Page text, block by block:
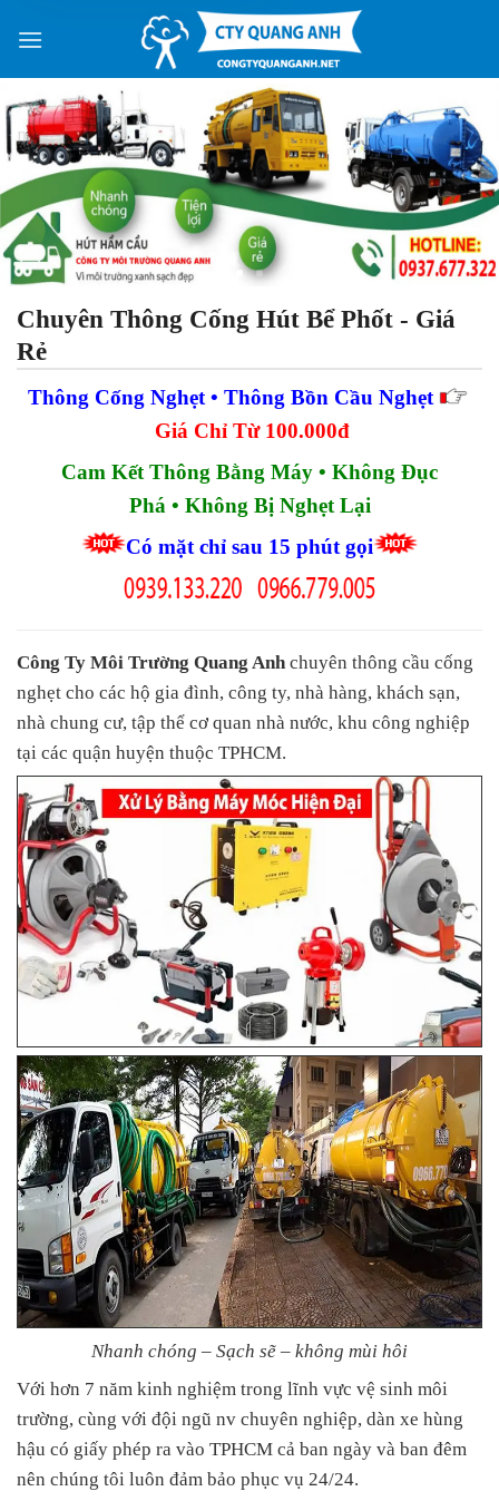
Chuyên Thông Cống Hút Bể Phốt - Giá
Rẻ
Thông Cống Nghẹt • Thông Bồn Cầu Nghẹt
Giá Chỉ Từ 100.000đ
Cam Kết Thông Bằng Máy • Không Đục
Phá • Không Bị Nghẹt Lại
Có mặt chỉ sau 15 phút gọi
Công Ty Môi Trường Quang Anh chuyên thông cầu cống
nghẹt cho các hộ gia đình, công ty, nhà hàng, khách sạn,
nhà chung cư, tập thể cơ quan nhà nước, khu công nghiệp
tại các quận huyện thuộc TPHCM.
Nhanh chóng – Sạch sẽ – không mùi hôi
Với hơn 7 năm kinh nghiệm trong lĩnh vực vệ sinh môi
trường, cùng với đội ngũ nv chuyên nghiệp, dàn xe hùng
hậu có giấy phép ra vào TPHCM cả ban ngày và ban đêm
nên chúng tôi luôn đảm bảo phục vụ 24/24.